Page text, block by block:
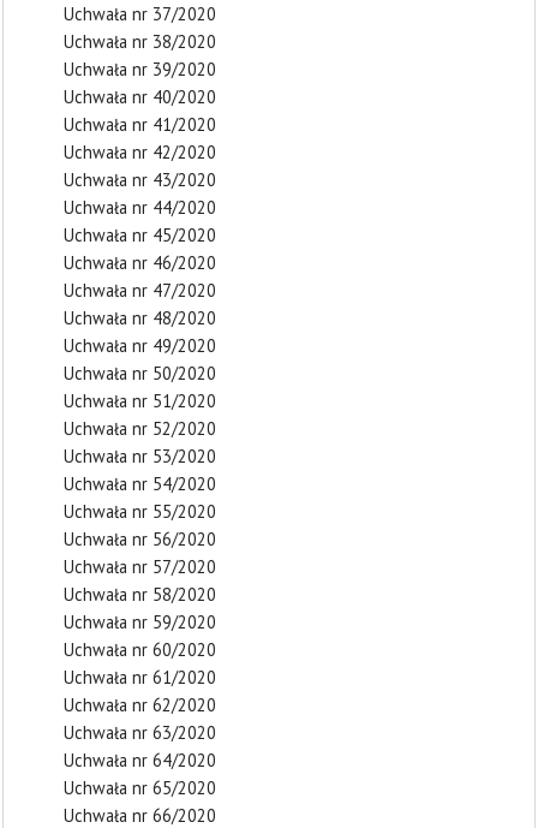
Uchwała nr 37/2020
Uchwała nr 38/2020
Uchwała nr 39/2020
Uchwała nr 40/2020
Uchwała nr 41/2020
Uchwała nr 42/2020
Uchwała nr 43/2020
Uchwała nr 44/2020
Uchwała nr 45/2020
Uchwała nr 46/2020
Uchwała nr 47/2020
Uchwała nr 48/2020
Uchwała nr 49/2020
Uchwała nr 50/2020
Uchwała nr 51/2020
Uchwała nr 52/2020
Uchwała nr 53/2020
Uchwała nr 54/2020
Uchwała nr 55/2020
Uchwała nr 56/2020
Uchwała nr 57/2020
Uchwała nr 58/2020
Uchwała nr 59/2020
Uchwała nr 60/2020
Uchwała nr 61/2020
Uchwała nr 62/2020
Uchwała nr 63/2020
Uchwała nr 64/2020
Uchwała nr 65/2020
Uchwała nr 66/2020